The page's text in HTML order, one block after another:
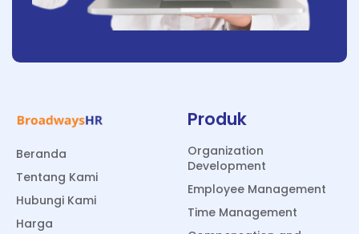
Beranda
Tentang Kami
Hubungi Kami
Harga
Produk
Organization
Development
Employee Management
Time Management